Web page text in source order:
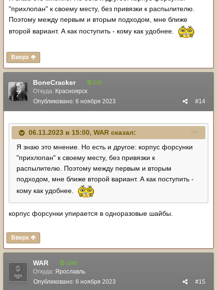
"прихлопан" к своему месту, без привязки к распылителю.
Поэтому между первым и вторым подходом, мне ближе
второй вариант. А как поступить - кому как удобнее.
Вверх
BoneCracker 118
Откуда: Красноярск
#14
Опубликовано: 6 ноября 2023
06.11.2023 в 15:00, WAR сказал:
Я знаю это мнение. Но есть и другое: корпус форсунки
"прихлопан" к своему месту, без привязки к
распылителю. Поэтому между первым и вторым
подходом, мне ближе второй вариант. А как поступить -
кому как удобнее.
корпус форсунки упирается в одноразовые шайбы.
Вверх
WAR 1292
Откуда: Ярославль
#15
Опубликовано: 6 ноября 2023